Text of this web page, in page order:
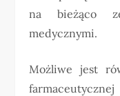
na bieżąco
medycznymi.
Możliwe jest